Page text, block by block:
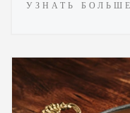
УЗНАТЬ БОЛЬШЕ